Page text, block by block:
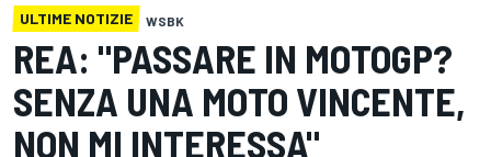
ULTIME NOTIZIE WSBK
REA: "PASSARE IN MOTOGP?
SENZA UNA MOTO VINCENTE,
NON MI INTERESSA"